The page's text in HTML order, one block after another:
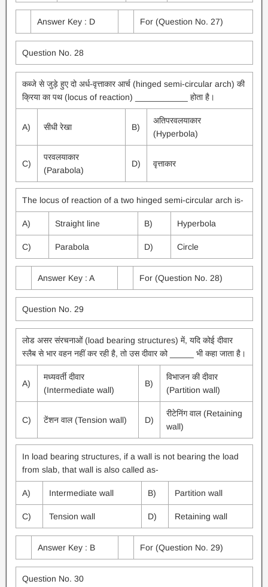
Answer Key : D For (Question No. 27)
Question No. 28
कब्जे से जुड़े हुए दो अर्ध-वृत्ताकार आर्च (hinged semi-circular arch) की
क्रिया का पथ (locus of reaction) ___________ होता है।
A) सीधी रेखा B)
अतिपरवलयाकार
(Hyperbola)
C)
परवलयाकार
(Parabola)
D) वृत्ताकार
The locus of reaction of a two hinged semi-circular arch is-
A) Straight line B) Hyperbola
C) Parabola D) Circle
Answer Key : A For (Question No. 28)
Question No. 29
लोड असर संरचनाओं (load bearing structures) में, यदि कोई दीवार
स्लैब से भार वहन नहीं कर रही है, तो उस दीवार को _____ भी कहा जाता है।
A)
मध्यवर्ती दीवार
(Intermediate wall)
B)
विभाजन की दीवार
(Partition wall)
C) टेंशन वाल (Tension wall) D)
रीटेनिंग वाल (Retaining
wall)
In load bearing structures, if a wall is not bearing the load
from slab, that wall is also called as-
A) Intermediate wall B) Partition wall
C) Tension wall D) Retaining wall
Answer Key : B For (Question No. 29)
Question No. 30